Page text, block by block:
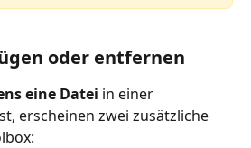
oder entfernen
eine Datei in einer
erscheinen zwei zusätzliche